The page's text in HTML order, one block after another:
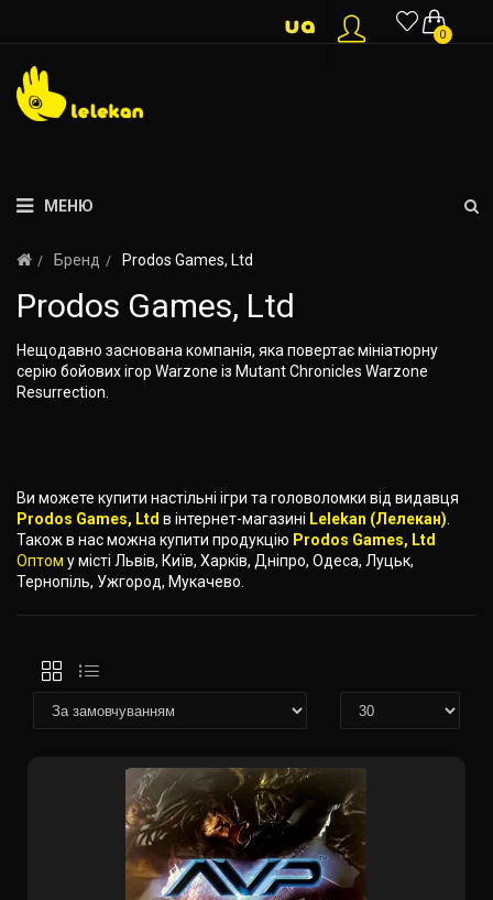
0
МЕНЮ
Бренд Prodos Games, Ltd
Prodos Games, Ltd
Нещодавно заснована компанія, яка повертає мініатюрну
серію бойових ігор Warzone із Mutant Chronicles Warzone
Resurrection.
Ви можете купити настільні ігри та головоломки від видавця
Prodos Games, Ltd в інтернет-магазині Lelekan (Лелекан)
Також в нас можна купити продукцію Prodos Games, Ltd
Оптом у місті Львів, Київ, Харків, Дніпро, Одеса, Луцьк,
Тернопіль, Ужгород, Мукачево.